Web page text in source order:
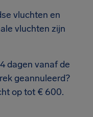
vluchten en
vluchten zijn
dagen vanaf de
geannuleerd?
op tot € 600.